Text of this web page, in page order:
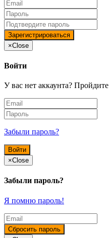
×Close
Войти
У вас нет аккаунта? Пройдите
Забыли пароль?
×Close
Забыли пароль?
Я помню пароль!